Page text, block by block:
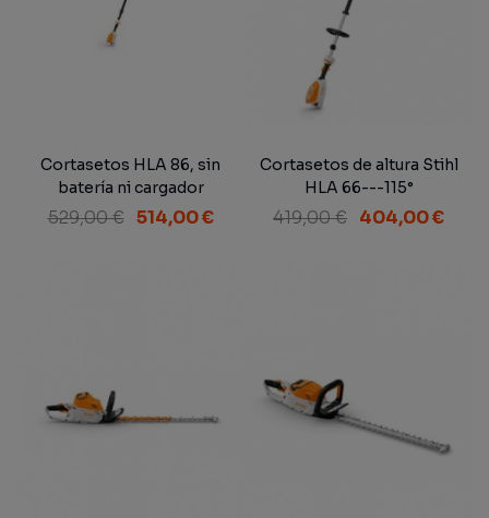
Cortasetos HLA 86, sin
batería ni cargador
529,00 € 514,00 €
Cortasetos de altura Stihl
HLA 66---115°
419,00 € 404,00 €